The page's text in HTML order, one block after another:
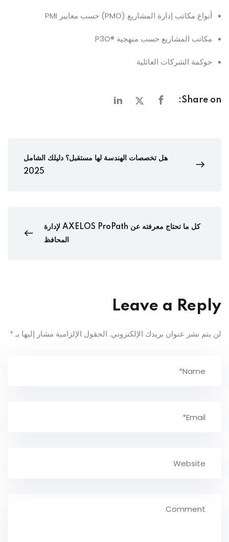
أنواع مكاتب إدارة المشاريع (PMO) حسب معايير PMI
مكاتب المشاريع حسب منهجية ®P3O
حوكمة الشركات العائلية
Share on:
هل تخصصات الهندسة لها مستقبل؟ دليلك الشامل
2025
كل ما تحتاج معرفته عن AXELOS ProPath لإدارة
المحافظ
Leave a Reply
لن يتم نشر عنوان بريدك الإلكتروني. الحقول الإلزامية مشار إليها بـ *